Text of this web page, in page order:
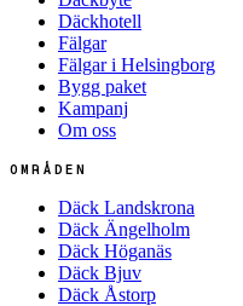
Däckhotell
Fälgar
Fälgar i Helsingborg
Bygg paket
Kampanj
Om oss
OMRÅDEN
Däck Landskrona
Däck Ängelholm
Däck Höganäs
Däck Bjuv
Däck Åstorp